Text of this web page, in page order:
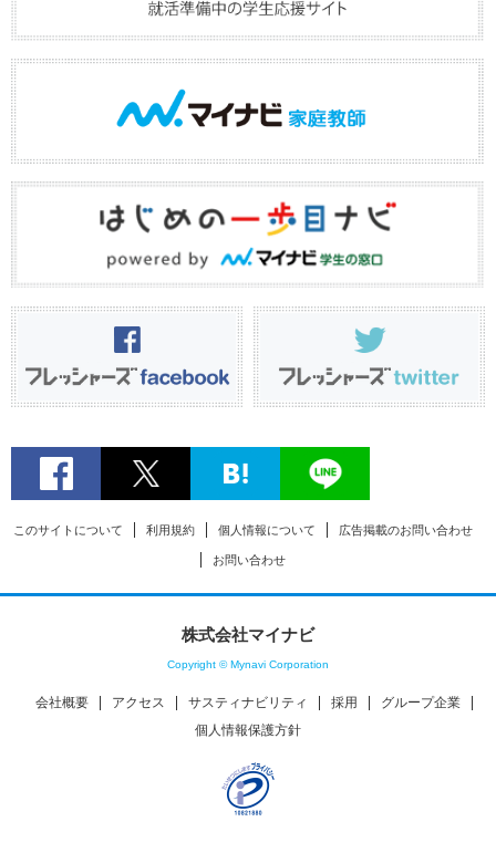
このサイトについて 利用規約 個人情報について 広告掲載のお問い合わせ
お問い合わせ
株式会社マイナビ
Copyright © Mynavi Corporation
会社概要 アクセス サスティナビリティ 採用
グループ企業
個人情報保護方針